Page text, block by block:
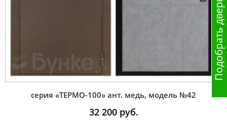
серия «ТЕРМО-100» ант. медь, модель №42
32 200руб.
Подобрать дверь